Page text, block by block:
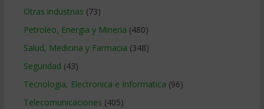
Otras industrias (73)
Petroleo, Energia y Mineria (480)
Salud, Medicina y Farmacia (348)
Seguridad (43)
Tecnologia, Electronica e Informatica (96)
Telecomunicaciones (405)